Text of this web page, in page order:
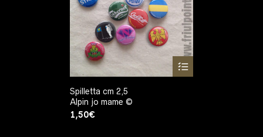
Spilletta cm 2,5
Alpin jo mame ©
1,50€